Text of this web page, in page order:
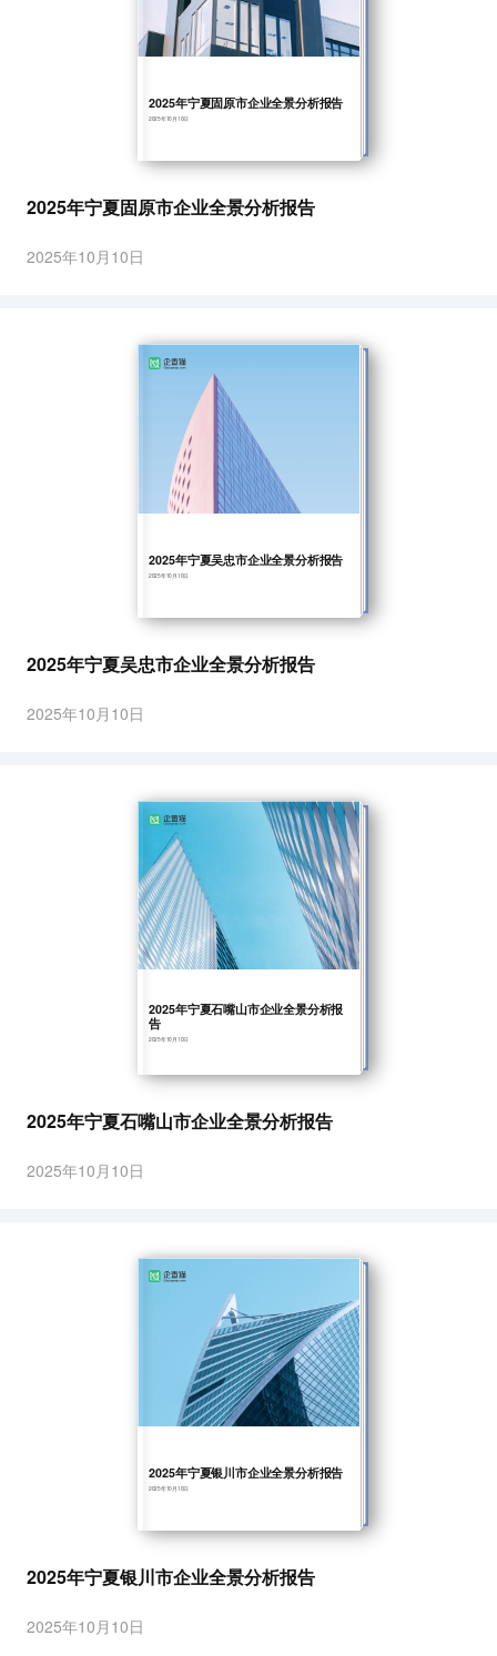
2025年宁夏固原市企业全景分析报告
2025年10月10日
2025年宁夏固原市企业全景分析报告
2025年10月10日
2025年宁夏吴忠市企业全景分析报告
2025年10月10日
2025年宁夏吴忠市企业全景分析报告
2025年10月10日
2025年宁夏石嘴山市企业全景分析报
告
2025年10月10日
2025年宁夏石嘴山市企业全景分析报告
2025年10月10日
2025年宁夏银川市企业全景分析报告
2025年10月10日
2025年宁夏银川市企业全景分析报告
2025年10月10日